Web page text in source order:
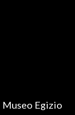
Egizio